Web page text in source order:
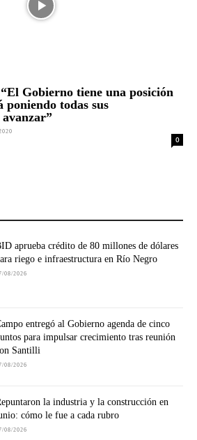
Gobierno tiene una posición
poniendo todas sus
0
aprueba crédito de 80 millones de dólares
riego e infraestructura en Río Negro
08/2026
entregó al Gobierno agenda de cinco
para impulsar crecimiento tras reunión
Santilli
08/2026
la industria y la construcción en
cómo le fue a cada rubro
08/2026